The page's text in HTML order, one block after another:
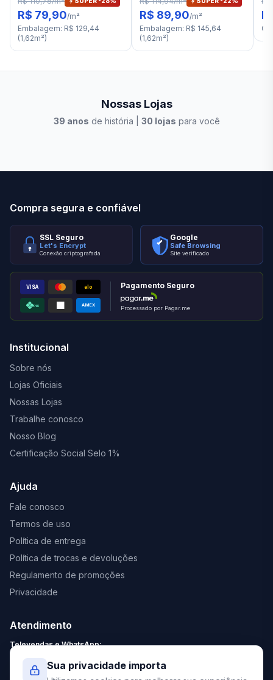
R$ 79,90/m²
Embalagem: R$ 129,44
(1,62m²)
R$ 89,90/m²
Embalagem: R$ 145,64
(1,62m²)
Nossas Lojas
39 anos de história | 30 lojas para você
Compra segura e confiável
SSL Seguro
Let's Encrypt
Conexão criptografada
Google
Safe Browsing
Site verificado
VISA elo
PIX AMEX
Pagamento Seguro
Processado por Pagar.me
Institucional
Sobre nós
Lojas Oficiais
Nossas Lojas
Trabalhe conosco
Nosso Blog
Certificação Social Selo 1%
Ajuda
Fale conosco
Termos de uso
Política de entrega
Política de trocas e devoluções
Regulamento de promoções
Privacidade
Atendimento
Televendas e WhatsApp:
Sábado: 9:00 - 13:00
Sua privacidade importa